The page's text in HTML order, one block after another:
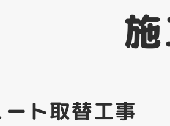
ート取替工事